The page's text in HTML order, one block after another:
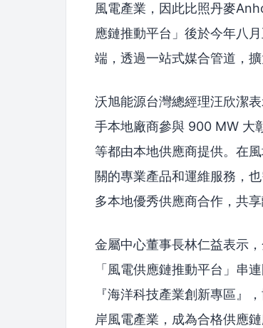
風電產業，因此比照丹麥
應鏈推動平台」後於今年八
端，透過一站式媒合管道，
沃旭能源台灣總經理汪欣潔
手本地廠商參與 900 MW 大
等都由本地供應商提供。在
關的專業產品和運維服務，
多本地優秀供應商合作，共享
金屬中心董事長林仁益表示
「風電供應鏈推動平台」串
『海洋科技產業創新專區』
岸風電產業，成為合格供應鏈